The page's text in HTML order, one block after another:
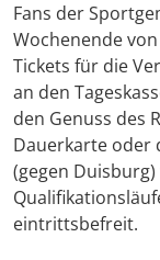
Fans der
Wochenende
Tickets für die
an den
den Genuss des
Dauerkarte oder
(gegen
eintrittsbefreit.